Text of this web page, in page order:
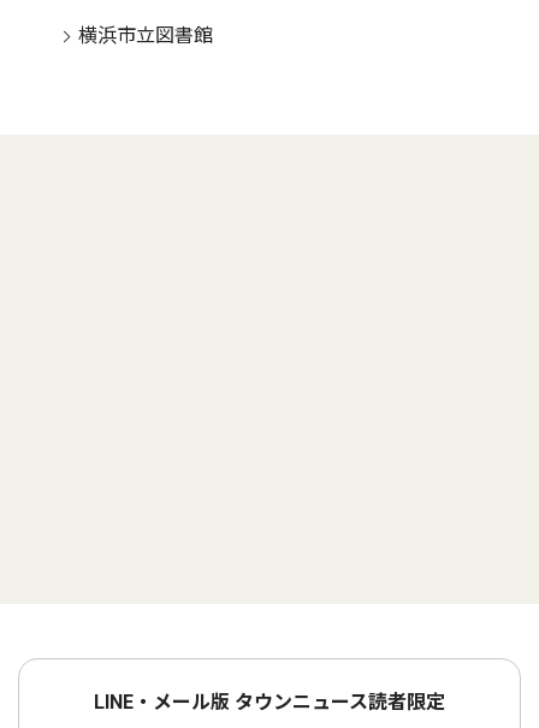
横浜市立図書館
LINE・メール版 タウンニュース読者限定